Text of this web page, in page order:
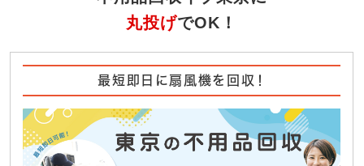
丸投げでOK！
最短即日に扇風機を回収！